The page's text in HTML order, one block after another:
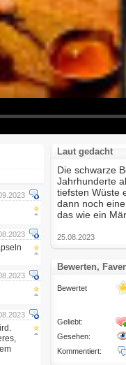
Laut gedacht
Die schwarze
Jahrhunderte
tiefsten Wüste
dann noch
das wie ein
25.08.2023
Bewerten,
Bewertet
Geliebt:
Gesehen:
Kommentiert: